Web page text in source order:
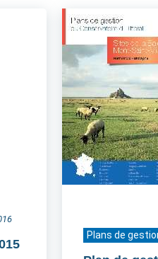
Plans de